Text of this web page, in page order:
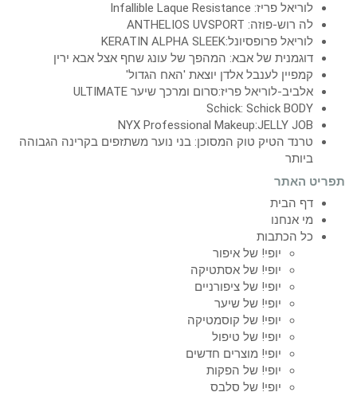
לוריאל פריז: Infallible Laque Resistance
לה רוש-פוזה: ANTHELIOS UVSPORT
לוריאל פרופסיונל:KERATIN ALPHA SLEEK
דוגמנית של אבא: המהפך של עונג שחף אצל אבא ירין
קמפיין לענבל אלדן יוצאת 'האח הגדול'
אלביב-לוריאל פריז:סרום ומרכך שיער ULTIMATE
Schick: Schick BODY
NYX Professional Makeup:JELLY JOB
טרנד הטיק טוק המסוכן: בני נוער משתזפים בקרינה הגבוהה
ביותר
תפריט האתר
דף הבית
מי אנחנו
כל הכתבות
יופי! של איפור
יופי! של אסתטיקה
יופי! של ציפורניים
יופי! של שיער
יופי! של קוסמטיקה
יופי! של טיפול
יופי! מוצרים חדשים
יופי! של הפקות
יופי! של סלבס